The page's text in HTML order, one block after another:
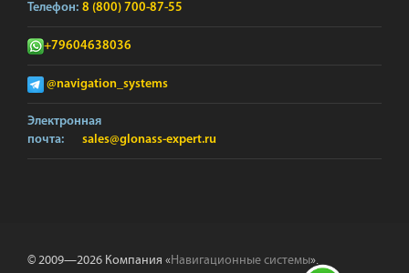
Телефон: 8 (800) 700-87-55
+79604638036
@navigation_systems
Электронная
почта:
sales@glonass-expert.ru
© 2009—2026 Компания «Навигационные системы».